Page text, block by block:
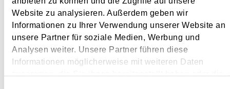
Website zu analysieren. Außerdem geben wir
Informationen zu Ihrer Verwendung unserer Website an
unsere Partner für soziale Medien, Werbung und
Analysen weiter. Unsere Partner führen diese
Informationen möglicherweise mit weiteren Daten
zusammen, die Sie ihnen bereitgestellt haben oder die
der Arbeitnehmerveranlagung steuerlich geltend gemacht
werden. Um die Spenden gegenüber dem Finanzamt...
Langtext
empfehlen drucken
Beschäftigungsbonus im Ministerrat beschlossen